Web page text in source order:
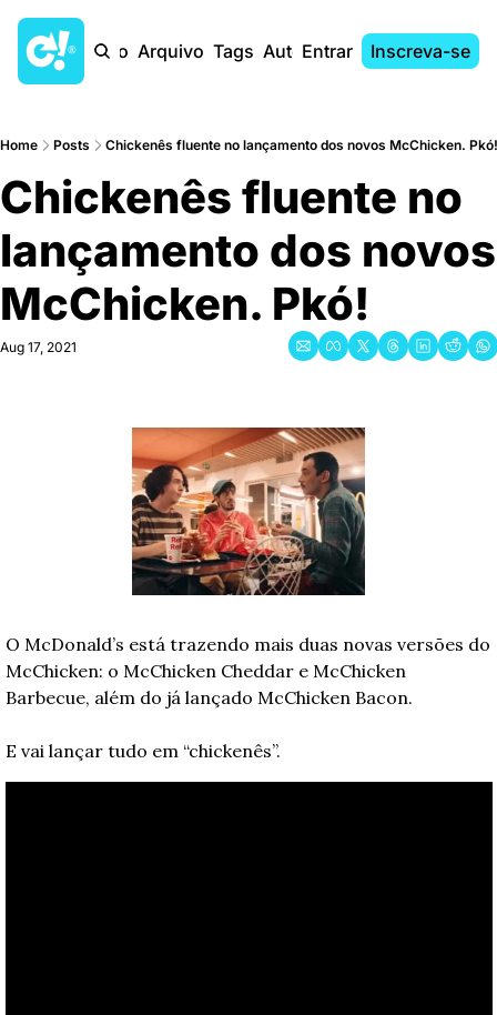
Início Arquivo Tags AutoresEntrar Inscreva-se
Home Posts Chickenês fluente no lançamento dos novos McChicken. Pkó!
Chickenês fluente no
lançamento dos novos
McChicken. Pkó!
Aug 17, 2021
O McDonald’s está trazendo mais duas novas versões do
McChicken: o McChicken Cheddar e McChicken
Barbecue, além do já lançado McChicken Bacon.
E vai lançar tudo em “chickenês”.